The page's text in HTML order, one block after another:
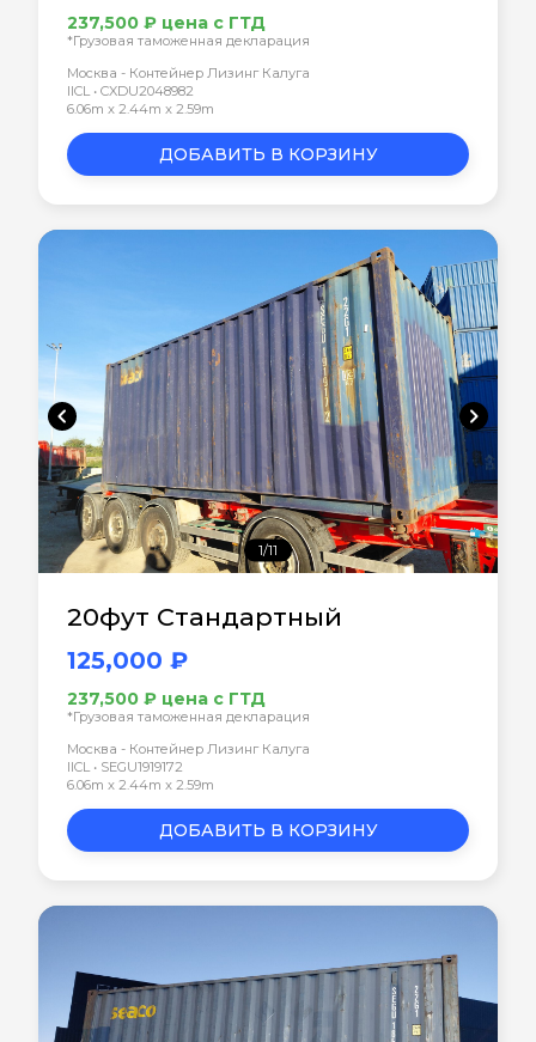
237,500 ₽ цена с ГТД
*Грузовая таможенная декларация
Москва - Контейнер Лизинг Калуга
IICL • CXDU2048982
6.06m x 2.44m x 2.59m
ДОБАВИТЬ В КОРЗИНУ
chevron_left chevron_right
1/11
20фут Стандартный
125,000 ₽
237,500 ₽ цена с ГТД
*Грузовая таможенная декларация
Москва - Контейнер Лизинг Калуга
IICL • SEGU1919172
6.06m x 2.44m x 2.59m
ДОБАВИТЬ В КОРЗИНУ